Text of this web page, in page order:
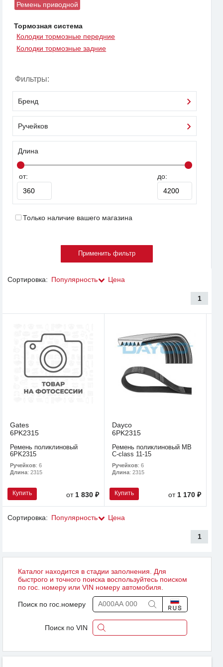
Ремень приводной
Тормозная система
Колодки тормозные передние
Колодки тормозные задние
Фильтры:
Бренд
Ручейков
Длина
от: до:
Только наличие вашего магазина
Сортировка: Популярность Цена
1
Gates
6PK2315
Ремень поликлиновый
6PK2315
Ручейков: 6
Длина: 2315
Купить от 1 830 ₽
Dayco
6PK2315
Ремень поликлиновый MB
C-class 11-15
Ручейков: 6
Длина: 2315
Купить от 1 170 ₽
Сортировка: Популярность Цена
1
Каталог находится в стадии заполнения. Для
быстрого и точного поиска воспользуйтесь поиском
по гос. номеру или VIN номеру автомобиля.
Поиск по гос.номеру
Поиск по VIN